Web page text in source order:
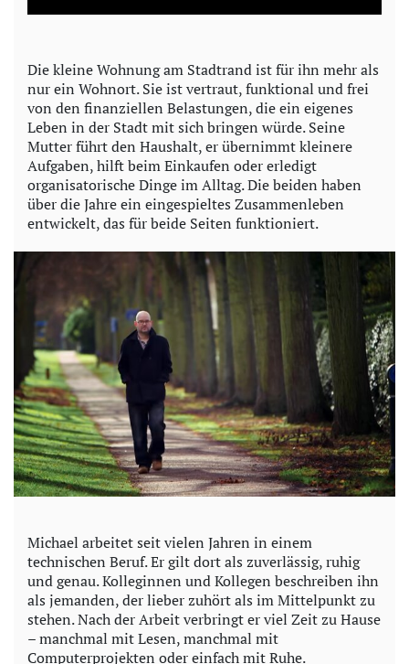
a
y
V
i
d
e
o
Die kleine Wohnung am Stadtrand ist für ihn mehr als
nur ein Wohnort. Sie ist vertraut, funktional und frei
von den finanziellen Belastungen, die ein eigenes
Leben in der Stadt mit sich bringen würde. Seine
Mutter führt den Haushalt, er übernimmt kleinere
Aufgaben, hilft beim Einkaufen oder erledigt
organisatorische Dinge im Alltag. Die beiden haben
über die Jahre ein eingespieltes Zusammenleben
entwickelt, das für beide Seiten funktioniert.
Michael arbeitet seit vielen Jahren in einem
technischen Beruf. Er gilt dort als zuverlässig, ruhig
und genau. Kolleginnen und Kollegen beschreiben ihn
als jemanden, der lieber zuhört als im Mittelpunkt zu
stehen. Nach der Arbeit verbringt er viel Zeit zu Hause
– manchmal mit Lesen, manchmal mit
Computerprojekten oder einfach mit Ruhe.